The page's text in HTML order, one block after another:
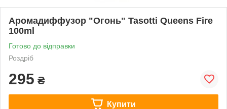
Аромадиффузор "Огонь" Tasotti Queens Fire
100ml
Готово до відправки
Роздріб
295 ₴
Купити